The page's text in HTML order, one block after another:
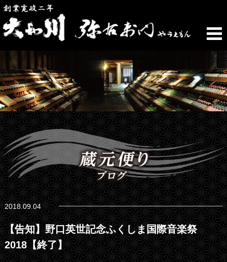
2018.09.04
【告知】野口英世記念ふくしま国際音楽祭
2018【終了】